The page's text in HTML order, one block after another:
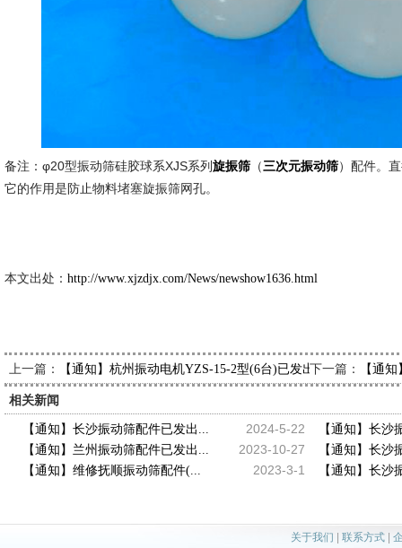
备注：φ20型振动筛硅胶球系XJS系列 旋振筛 （三次元振动筛）配件。
它的作用是防止物料堵塞旋振筛网孔。
本文出处： http://www.xjzdjx.com/News/newshow1636.html
上一篇： 【通知】杭州振动电机YZS-15-2型(6台)已发出，请农经理查收
下一篇： 【通
相关新闻
2024-5-22
【通知】长沙振动筛配件已发出... 【通知】长沙
2023-10-27
【通知】兰州振动筛配件已发出... 【通知】长沙
2023-3-1
【通知】维修抚顺振动筛配件(... 【通知】长沙
关于我们 联系方式|